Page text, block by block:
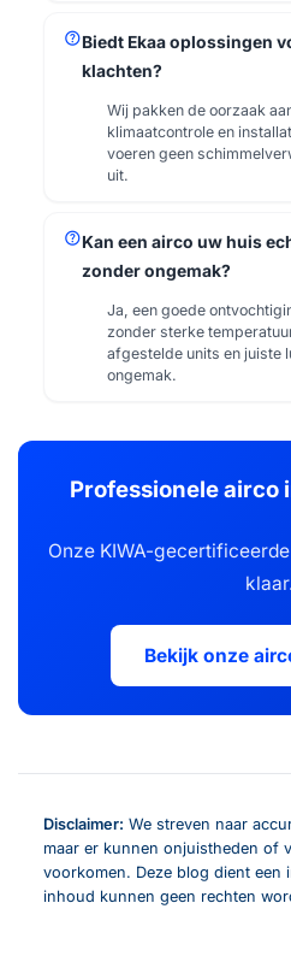
helpBiedt Ekaa oplossingen
klachten?
Wij pakken de oorzaak
klimaatcontrole en
voeren geen
uit.
helpKan een airco uw huis
zonder ongemak?
Ja, een goede
zonder sterke
afgestelde units en juiste
ongemak.
Professionele airco
Onze KIWA-
klaar.
Bekijk onze
Disclaimer: We streven naar
maar er kunnen onjuistheden of
voorkomen. Deze blog dient een
inhoud kunnen geen rechten